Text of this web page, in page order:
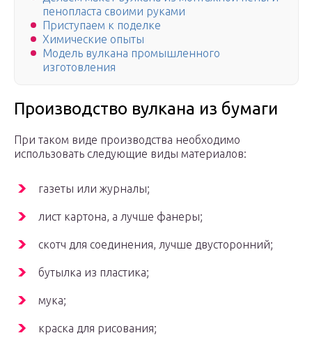
пенопласта своими руками
Приступаем к поделке
Химические опыты
Модель вулкана промышленного
изготовления
Производство вулкана из бумаги
При таком виде производства необходимо
использовать следующие виды материалов:
газеты или журналы;
лист картона, а лучше фанеры;
скотч для соединения, лучше двусторонний;
бутылка из пластика;
мука;
краска для рисования;